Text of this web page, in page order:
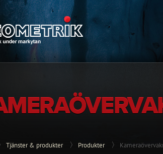
Tjänster & produkter Produkter